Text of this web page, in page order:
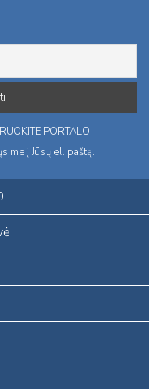
PORTALO
į Jūsų el. paštą.